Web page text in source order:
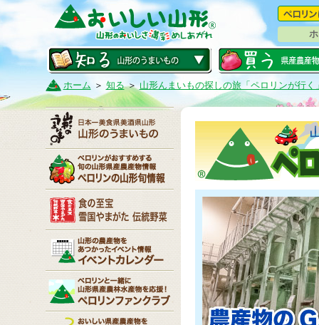
ホーム ＞ 知る＞山形んまいもの探しの旅「ペロリンが行く